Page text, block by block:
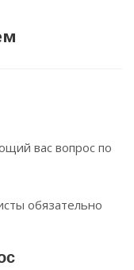
вас вопрос по
обязательно